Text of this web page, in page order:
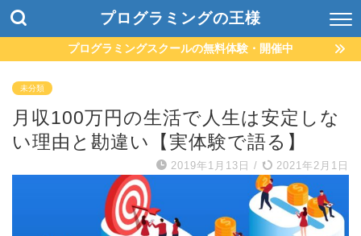
プログラミングの王様
プログラミングスクールの無料体験・開催中
未分類
月収100万円の生活で人生は安定しな
い理由と勘違い【実体験で語る】
2019年1月13日 / 2021年2月1日